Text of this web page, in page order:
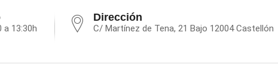
a 13:30h
Dirección
C/ Martínez de Tena, 21 Bajo 12004 Castellón